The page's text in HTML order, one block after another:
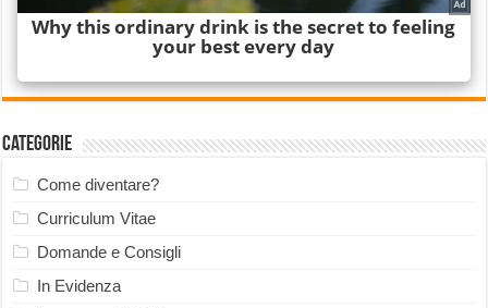
Categorie
Come diventare?
Curriculum Vitae
Domande e Consigli
In Evidenza